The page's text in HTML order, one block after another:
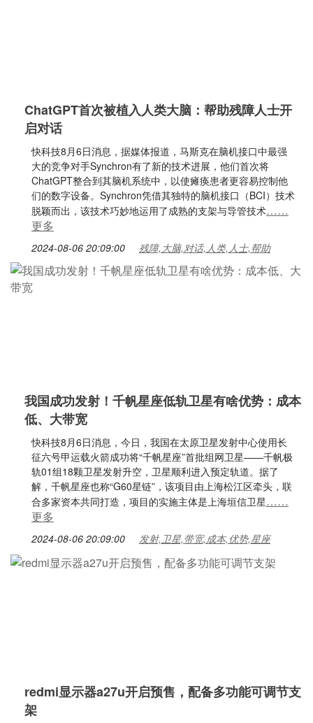
ChatGPT首次被植入人类大脑：帮助残障人士开
启对话
快科技8月6日消息，据媒体报道，马斯克在脑机接口中最强
大的竞争对手Synchron有了新的技术进展，他们首次将
ChatGPT整合到其脑机系统中，以使瘫痪患者更容易控制他
们的数字设备。Synchron凭借其独特的脑机接口（BCI）技术
脱颖而出，该技术巧妙地运用了成熟的支架与导管技术……
更多
2024-08-06 20:09:00 残障,大脑,对话,人类,人士,帮助
我国成功发射！千帆星座低轨卫星有啥优势：成本
低、大带宽
快科技8月6日消息，今日，我国在太原卫星发射中心使用长
征六号甲运载火箭成功将“千帆星座”首批组网卫星——千帆极
轨01组18颗卫星发射升空，卫星顺利进入预定轨道。据了
解，千帆星座也称“G60星链”，该项目由上海松江区牵头，联
合多家资本共同打造，项目的实施主体是上海垣信卫星……
更多
2024-08-06 20:09:00 发射,卫星,带宽,成本,优势,星座
redmi显示器a27u开启预售，配备多功能可调节支
架